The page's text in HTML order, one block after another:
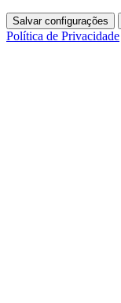
Salvar configurações
Política de Privacidade